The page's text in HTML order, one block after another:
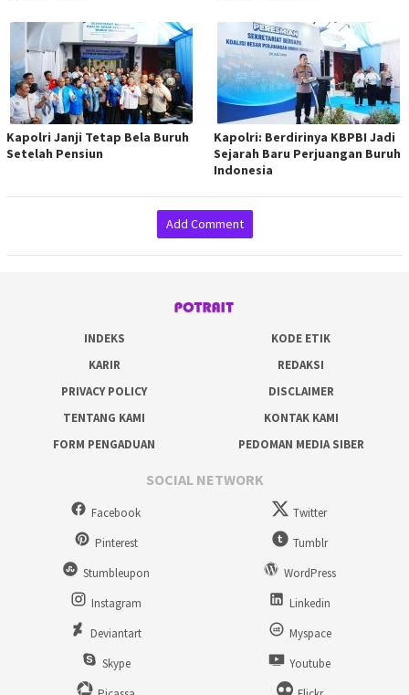
Kapolri Janji Tetap Bela Buruh
Setelah Pensiun
Kapolri: Berdirinya KBPBI Jadi
Sejarah Baru Perjuangan Buruh
Indonesia
Add Comment
INDEKS
KODE ETIK
KARIR
REDAKSI
PRIVACY POLICY
DISCLAIMER
TENTANG KAMI
KONTAK KAMI
FORM PENGADUAN
PEDOMAN MEDIA SIBER
SOCIAL NETWORK
Facebook
Twitter
Pinterest
Tumblr
Stumbleupon
WordPress
Instagram
Linkedin
Deviantart
Myspace
Skype
Youtube